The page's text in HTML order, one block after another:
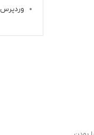
وردپرس